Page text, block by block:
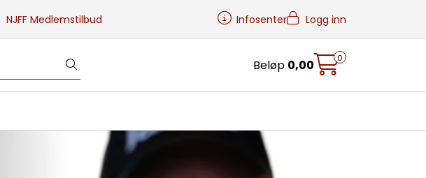
NJFF Medlemstilbud Infosenter Logg inn
Beløp 0,00 0